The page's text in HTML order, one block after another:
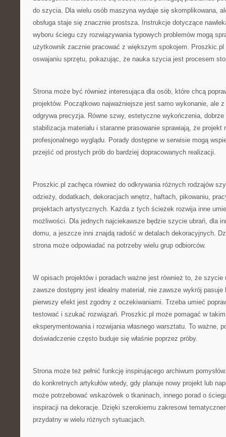
do szycia. Dla wielu osób maszyna wydaje się skomplikowana,
obsługa staje się znacznie prostsza. Instrukcje dotyczące
wyboru ściegu czy rozwiązywania typowych problemów mogą
użytkownik zacznie pracować z większym spokojem.
oswajaniu sprzętu, pokazując, że nauka szycia jest procesem
Strona może być również interesująca dla osób, które chcą
projektów. Początkowo najważniejsze jest samo wykonanie, ale
odgrywa precyzja. Równe szwy, estetyczne wykończenia, dobrze
stabilizacja materiału i staranne prasowanie sprawiają, że projekt
profesjonalnego wyglądu. Porady dostępne w serwisie mogą
przejść od prostych prób do bardziej dopracowanych realizacji.
Proszkic.pl zachęca również do odkrywania różnych rodzajów
odzieży, dodatkach, dekoracjach wnętrz, haftach, pikowaniu,
projektach artystycznych. Każda z tych ścieżek rozwija inne
możliwości. Dla jednych najciekawsze będzie szycie ubrań, dla
domu, a jeszcze inni znajdą radość w detalach dekoracyjnych.
strona może odpowiadać na potrzeby wielu grup odbiorców.
W opisach projektów i poradach ważne jest również to, że
zawsze dostępny jest idealny materiał, nie zawsze wykrój
pierwszy efekt jest zgodny z oczekiwaniami. Trzeba umieć
testować i szukać rozwiązań. Proszkic.pl może pomagać w
eksperymentowania i rozwijania własnego warsztatu. To ważne,
doświadczenie często buduje się właśnie poprzez próby.
Strona może też pełnić funkcję inspirującego archiwum
do konkretnych artykułów wtedy, gdy planuje nowy projekt lub
może potrzebować wskazówek o tkaninach, innego porad o
inspiracji na dekoracje. Dzięki szerokiemu zakresowi
przydatny w wielu różnych sytuacjach.